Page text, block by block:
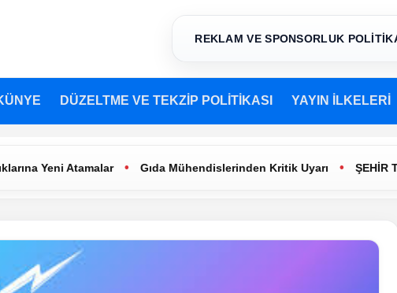
REKLAM VE SPONSORLUK
DÜZELTME VE TEKZİP POLİTİKASI YAYIN İLKELERİ
Atamalar • Gıda Mühendislerinden Kritik Uyarı • ŞEHİR